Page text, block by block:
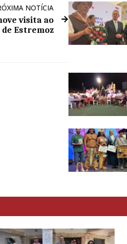
NOTÍCIA
visita ao
Estremoz